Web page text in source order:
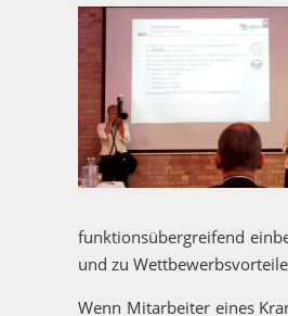
funktionsübergreifend
und zu
Wenn Mitarbeiter eines